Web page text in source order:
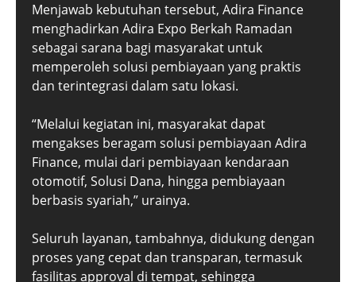
Menjawab kebutuhan tersebut, Adira Finance
menghadirkan Adira Expo Berkah Ramadan
sebagai sarana bagi masyarakat untuk
memperoleh solusi pembiayaan yang praktis
dan terintegrasi dalam satu lokasi.
“Melalui kegiatan ini, masyarakat dapat
mengakses beragam solusi pembiayaan Adira
Finance, mulai dari pembiayaan kendaraan
otomotif, Solusi Dana, hingga pembiayaan
berbasis syariah,” urainya.
Seluruh layanan, tambahnya, didukung dengan
proses yang cepat dan transparan, termasuk
fasilitas approval di tempat, sehingga